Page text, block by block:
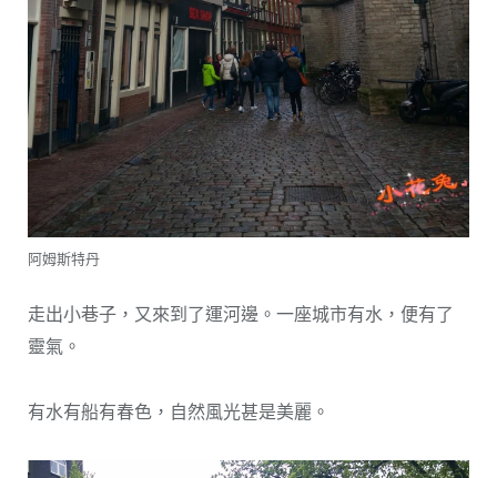
阿姆斯特丹
走出小巷子，又來到了運河邊。一座城市有水，便有了
靈氣。
有水有船有春色，自然風光甚是美麗。